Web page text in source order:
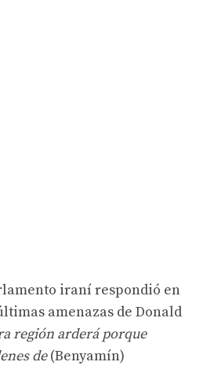
iraní respondió en
amenazas de Donald
región arderá porque
de(Benyamín)